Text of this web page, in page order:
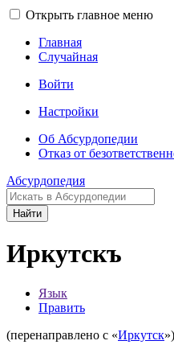
Открыть главное меню
Главная
Случайная
Войти
Настройки
Об Абсурдопедии
Отказ от
Абсурдопедия
Найти
Иркутскъ
Язык
Править
(перенаправлено с «Иркутск»)